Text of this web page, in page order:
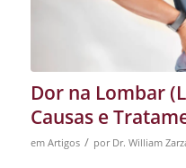
Dor na Lombar
Causas e
em Artigos / por Dr. William